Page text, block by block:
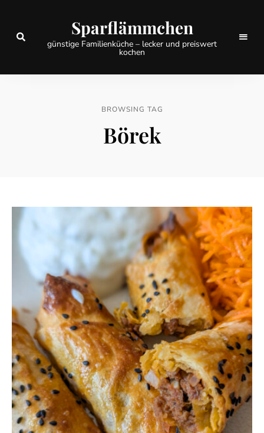
Sparflämmchen
günstige Familienküche – lecker und preiswert
kochen
BROWSING TAG
Börek